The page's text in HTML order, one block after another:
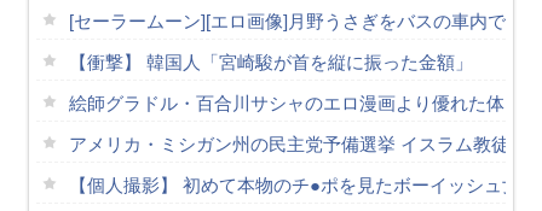
[セーラームーン][エロ画像]月野うさぎをバスの車内で散
【衝撃】 韓国人「宮崎駿が首を縦に振った金額」
絵師グラドル・百合川サシャのエロ漫画より優れた体
アメリカ・ミシガン州の民主党予備選挙 イスラム教徒の
【個人撮影】 初めて本物のチ●ポを見たボーイッシュ女